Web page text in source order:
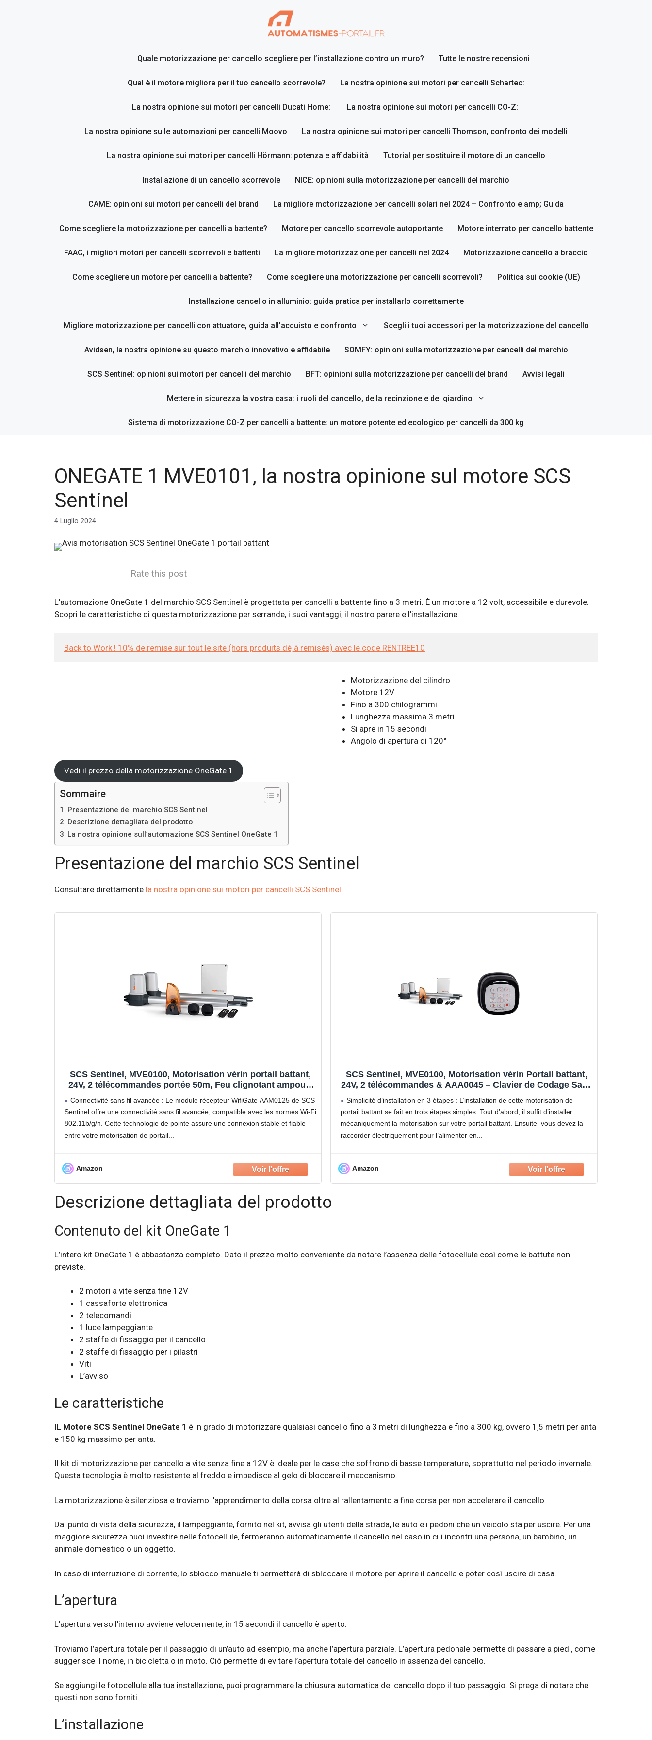
Quale motorizzazione per cancello scegliere per l’installazione contro un muro? Tutte le nostre recensioni
Qual è il motore migliore per il tuo cancello scorrevole? La nostra opinione sui motori per cancelli Schartec:
La nostra opinione sui motori per cancelli Ducati Home: La nostra opinione sui motori per cancelli CO-Z:
La nostra opinione sulle automazioni per cancelli Moovo La nostra opinione sui motori per cancelli Thomson, confronto dei modelli
La nostra opinione sui motori per cancelli Hörmann: potenza e affidabilità Tutorial per sostituire il motore di un cancello
Installazione di un cancello scorrevole NICE: opinioni sulla motorizzazione per cancelli del marchio
CAME: opinioni sui motori per cancelli del brand La migliore motorizzazione per cancelli solari nel 2024 – Confronto e amp; Guida
Come scegliere la motorizzazione per cancelli a battente? Motore per cancello scorrevole autoportante Motore interrato per cancello battente
FAAC, i migliori motori per cancelli scorrevoli e battenti La migliore motorizzazione per cancelli nel 2024 Motorizzazione cancello a braccio
Come scegliere un motore per cancelli a battente? Come scegliere una motorizzazione per cancelli scorrevoli? Politica sui cookie (UE)
Installazione cancello in alluminio: guida pratica per installarlo correttamente
Migliore motorizzazione per cancelli con attuatore, guida all’acquisto e confronto Scegli i tuoi accessori per la motorizzazione del cancello
Avidsen, la nostra opinione su questo marchio innovativo e affidabile SOMFY: opinioni sulla motorizzazione per cancelli del marchio
SCS Sentinel: opinioni sui motori per cancelli del marchio BFT: opinioni sulla motorizzazione per cancelli del brand Avvisi legali
Mettere in sicurezza la vostra casa: i ruoli del cancello, della recinzione e del giardino
Sistema di motorizzazione CO-Z per cancelli a battente: un motore potente ed ecologico per cancelli da 300 kg
ONEGATE 1 MVE0101, la nostra opinione sul motore SCS
Sentinel
4 Luglio 2024
Rate this post
L’automazione OneGate 1 del marchio SCS Sentinel è progettata per cancelli a battente fino a 3 metri. È un motore a 12 volt, accessibile e durevole.
Scopri le caratteristiche di questa motorizzazione per serrande, i suoi vantaggi, il nostro parere e l’installazione.
Back to Work ! 10% de remise sur tout le site (hors produits déjà remisés) avec le code RENTREE10
Motorizzazione del cilindro
Motore 12V
Fino a 300 chilogrammi
Lunghezza massima 3 metri
Si apre in 15 secondi
Angolo di apertura di 120°
Vedi il prezzo della motorizzazione OneGate 1
Sommaire
Presentazione del marchio SCS Sentinel
Descrizione dettagliata del prodotto
La nostra opinione sull’automazione SCS Sentinel OneGate 1
Presentazione del marchio SCS Sentinel
Consultare direttamente la nostra opinione sui motori per cancelli SCS Sentinel.
SCS Sentinel, MVE0100, Motorisation vérin portail battant,
24V, 2 télécommandes portée 50m, Feu clignotant ampoule
Connectivité sans fil avancée : Le module récepteur WifiGate AAM0125 de SCS
Sentinel offre une connectivité sans fil avancée, compatible avec les normes Wi-Fi
802.11b/g/n. Cette technologie de pointe assure une connexion stable et fiable
entre votre motorisation de portail
Amazon
SCS Sentinel, MVE0100, Motorisation vérin Portail battant,
24V, 2 télécommandes & AAA0045 – Clavier de Codage Sans
Facile
Simplicité d’installation en 3 étapes : L’installation de cette motorisation de
portail battant se fait en trois étapes simples. Tout d’abord, il suffit d’installer
mécaniquement la motorisation sur votre portail battant. Ensuite, vous devez la
raccorder électriquement pour l’alimenter en
Amazon
Descrizione dettagliata del prodotto
Contenuto del kit OneGate 1
L’intero kit OneGate 1 è abbastanza completo. Dato il prezzo molto conveniente da notare l’assenza delle fotocellule così come le battute non
previste.
2 motori a vite senza fine 12V
1 cassaforte elettronica
2 telecomandi
1 luce lampeggiante
2 staffe di fissaggio per il cancello
2 staffe di fissaggio per i pilastri
Viti
L’avviso
Le caratteristiche
IL Motore SCS Sentinel OneGate 1 è in grado di motorizzare qualsiasi cancello fino a 3 metri di lunghezza e fino a 300 kg, ovvero 1,5 metri per anta
e 150 kg massimo per anta.
Il kit di motorizzazione per cancello a vite senza fine a 12V è ideale per le case che soffrono di basse temperature, soprattutto nel periodo invernale.
Questa tecnologia è molto resistente al freddo e impedisce al gelo di bloccare il meccanismo.
La motorizzazione è silenziosa e troviamo l’apprendimento della corsa oltre al rallentamento a fine corsa per non accelerare il cancello.
Dal punto di vista della sicurezza, il lampeggiante, fornito nel kit, avvisa gli utenti della strada, le auto e i pedoni che un veicolo sta per uscire. Per una
maggiore sicurezza puoi investire nelle fotocellule, fermeranno automaticamente il cancello nel caso in cui incontri una persona, un bambino, un
animale domestico o un oggetto.
In caso di interruzione di corrente, lo sblocco manuale ti permetterà di sbloccare il motore per aprire il cancello e poter così uscire di casa.
L’apertura
L’apertura verso l’interno avviene velocemente, in 15 secondi il cancello è aperto.
Troviamo l’apertura totale per il passaggio di un’auto ad esempio, ma anche l’apertura parziale. L’apertura pedonale permette di passare a piedi, come
suggerisce il nome, in bicicletta o in moto. Ciò permette di evitare l’apertura totale del cancello in assenza del cancello.
Se aggiungi le fotocellule alla tua installazione, puoi programmare la chiusura automatica del cancello dopo il tuo passaggio. Si prega di notare che
questi non sono forniti.
L’installazione